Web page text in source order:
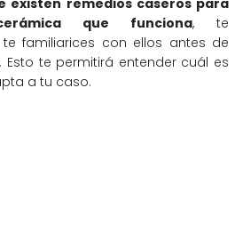
existen remedios caseros para
que funciona, te
familiarices con ellos antes de
te permitirá entender cuál es
a tu caso.